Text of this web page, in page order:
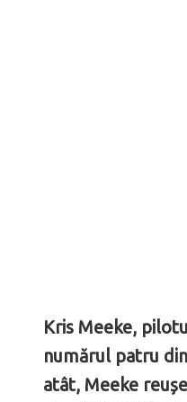
Kris Meeke,
numărul patru
atât, Meeke